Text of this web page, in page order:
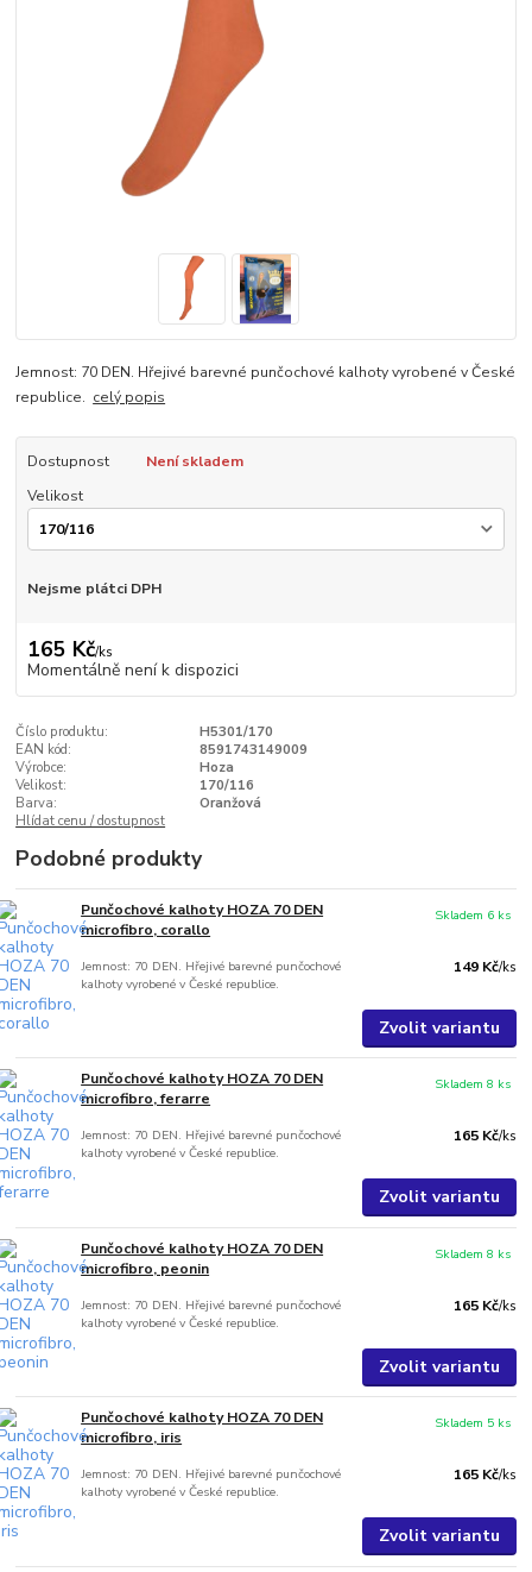
Jemnost: 70 DEN. Hřejivé barevné punčochové kalhoty vyrobené v České
republice. celý popis
Dostupnost
Není skladem
Velikost
Nejsme plátci DPH
165 Kč/ks
Momentálně není k dispozici
Číslo produktu:
H5301/170
EAN kód:
8591743149009
Výrobce:
Hoza
Velikost:
170/116
Barva:
Oranžová
Hlídat cenu / dostupnost
Podobné produkty
Punčochové kalhoty HOZA 70 DEN
microfibro, corallo
Jemnost: 70 DEN. Hřejivé barevné punčochové
kalhoty vyrobené v České republice.
149 Kč/ks
Skladem 6 ks
Zvolit variantu
Punčochové kalhoty HOZA 70 DEN
microfibro, ferarre
Jemnost: 70 DEN. Hřejivé barevné punčochové
kalhoty vyrobené v České republice.
165 Kč/ks
Skladem 8 ks
Zvolit variantu
Punčochové kalhoty HOZA 70 DEN
microfibro, peonin
Jemnost: 70 DEN. Hřejivé barevné punčochové
kalhoty vyrobené v České republice.
165 Kč/ks
Skladem 8 ks
Zvolit variantu
Punčochové kalhoty HOZA 70 DEN
microfibro, iris
Jemnost: 70 DEN. Hřejivé barevné punčochové
kalhoty vyrobené v České republice.
165 Kč/ks
Skladem 5 ks
Zvolit variantu